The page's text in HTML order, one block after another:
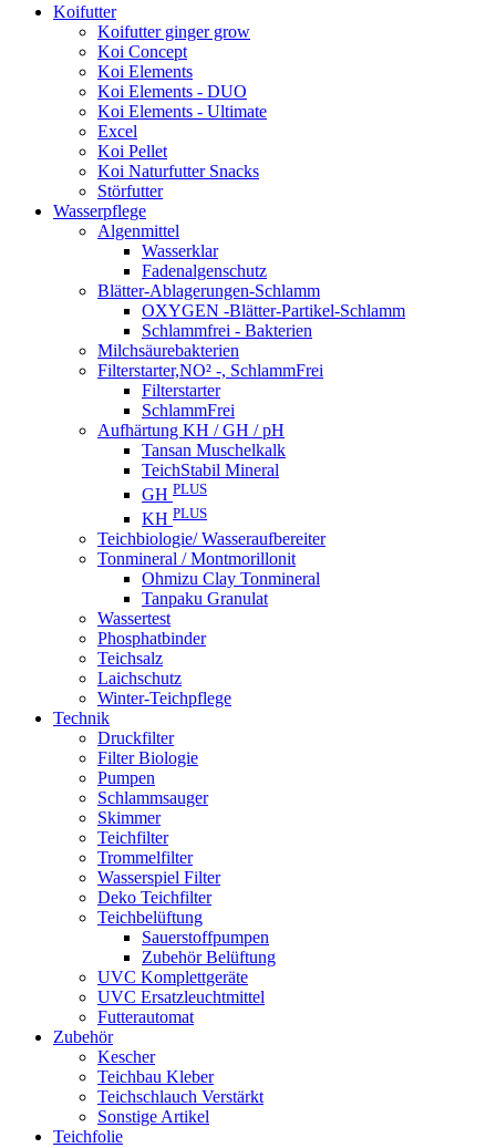
Koifutter
Koifutter ginger grow
Koi Concept
Koi Elements
Koi Elements - DUO
Koi Elements - Ultimate
Excel
Koi Pellet
Koi Naturfutter Snacks
Störfutter
Wasserpflege
Algenmittel
Wasserklar
Fadenalgenschutz
Blätter-Ablagerungen-Schlamm
OXYGEN -Blätter-Partikel-Schlamm
Schlammfrei - Bakterien
Milchsäurebakterien
Filterstarter,NO² -, SchlammFrei
Filterstarter
SchlammFrei
Aufhärtung KH / GH / pH
Tansan Muschelkalk
TeichStabil Mineral
GH PLUS
KH PLUS
Teichbiologie/ Wasseraufbereiter
Tonmineral / Montmorillonit
Ohmizu Clay Tonmineral
Tanpaku Granulat
Wassertest
Phosphatbinder
Teichsalz
Laichschutz
Winter-Teichpflege
Technik
Druckfilter
Filter Biologie
Pumpen
Schlammsauger
Skimmer
Teichfilter
Trommelfilter
Wasserspiel Filter
Deko Teichfilter
Teichbelüftung
Sauerstoffpumpen
Zubehör Belüftung
UVC Komplettgeräte
UVC Ersatzleuchtmittel
Futterautomat
Zubehör
Kescher
Teichbau Kleber
Teichschlauch Verstärkt
Sonstige Artikel
Teichfolie